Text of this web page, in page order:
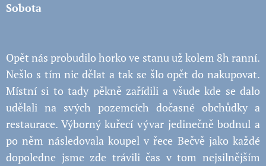
Sobota
Opět nás probudilo horko ve stanu už kolem 8h ranní.
Nešlo s tím nic dělat a tak se šlo opět do nakupovat.
Místní si to tady pěkně zařídili a všude kde se dalo
udělali na svých pozemcích dočasné obchůdky a
restaurace. Výborný kuřecí vývar jedinečně bodnul a
po něm následovala koupel v řece Bečvě jako každé
dopoledne jsme zde trávili čas v tom nejsilnějším